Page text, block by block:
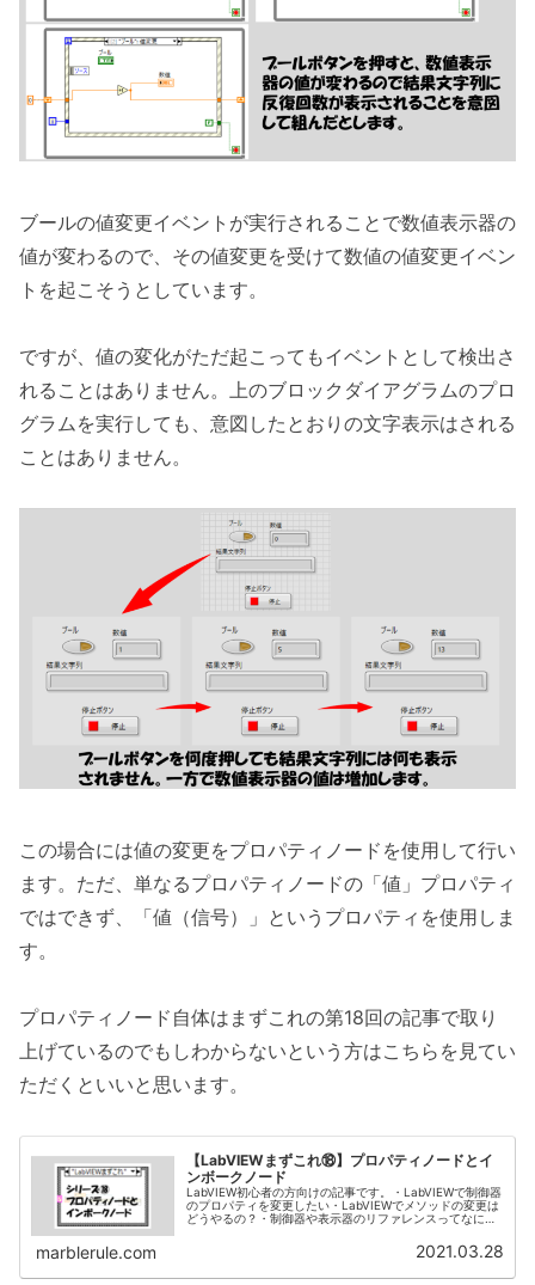
ブールの値変更イベントが実行されることで数値表示器の
値が変わるので、その値変更を受けて数値の値変更イベン
トを起こそうとしています。
ですが、値の変化がただ起こってもイベントとして検出さ
れることはありません。上のブロックダイアグラムのプロ
グラムを実行しても、意図したとおりの文字表示はされる
ことはありません。
この場合には値の変更をプロパティノードを使用して行い
ます。ただ、単なるプロパティノードの「値」プロパティ
ではできず、「値（信号）」というプロパティを使用しま
す。
プロパティノード自体はまずこれの第18回の記事で取り
上げているのでもしわからないという方はこちらを見てい
ただくといいと思います。
【LabVIEWまずこれ⑱】プロパティノードとイ
ンボークノード
LabVIEW初心者の方向けの記事です。・LabVIEWで制御器
のプロパティを変更したい・LabVIEWでメソッドの変更は
どうやるの？・制御器や表示器のリファレンスってなに？
marblerule.com 2021.03.28